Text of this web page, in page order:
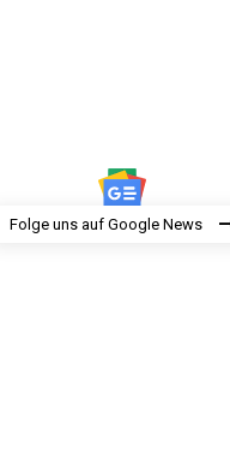
Folge uns auf Google News